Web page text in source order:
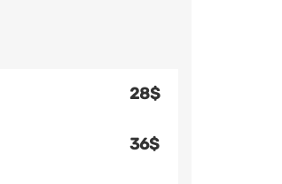
28$
36$